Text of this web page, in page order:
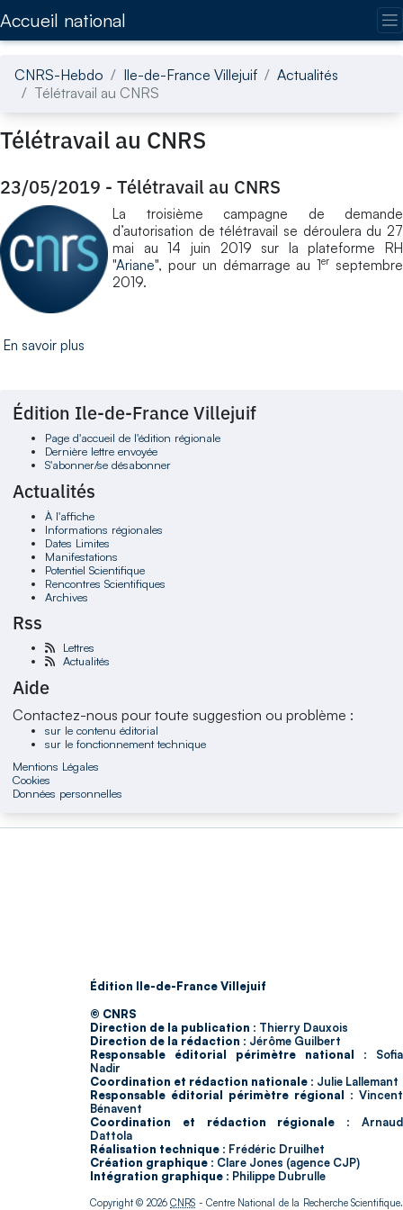
Accueil national
CNRS-Hebdo Ile-de-France Villejuif
Actualités
Télétravail au CNRS
Télétravail au CNRS
23/05/2019 - Télétravail au CNRS
La troisième campagne de demande
d’autorisation de télétravail se déroulera du 27
mai au 14 juin 2019 sur la plateforme RH
"Ariane", pour un démarrage au 1er septembre
2019.
En savoir plus
Édition Ile-de-France Villejuif
Page d'accueil de l'édition régionale
Dernière lettre envoyée
S'abonner/se désabonner
Actualités
À l'affiche
Informations régionales
Dates Limites
Manifestations
Potentiel Scientifique
Rencontres Scientifiques
Archives
Rss
Lettres
Actualités
Aide
Contactez-nous pour toute suggestion ou problème :
sur le contenu éditorial
sur le fonctionnement technique
Mentions Légales
Cookies
Données personnelles
Édition Ile-de-France Villejuif
© CNRS
Direction de la publication : Thierry Dauxois
Direction de la rédaction : Jérôme Guilbert
Responsable éditorial périmètre national : Sofia
Nadir
Coordination et rédaction nationale : Julie Lallemant
Responsable éditorial périmètre régional : Vincent
Bénavent
Coordination et rédaction régionale : Arnaud
Dattola
Réalisation technique : Frédéric Druilhet
Création graphique : Clare Jones (agence CJP)
Intégration graphique : Philippe Dubrulle
Copyright © 2026CNRS - Centre National de la Recherche Scientifique.